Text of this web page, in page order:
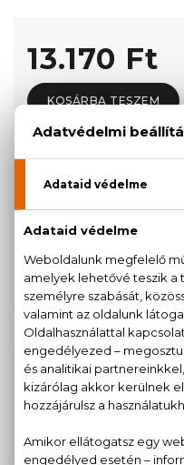
13.170 Ft
KOSÁRBA TESZEM
100% eredeti termékek,
garanciával
Kérdésed van,